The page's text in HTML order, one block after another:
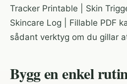
Tracker Printable | Skin
Skincare Log | Fillable PDF
sådant verktyg om du gillar
Bygg en enkel